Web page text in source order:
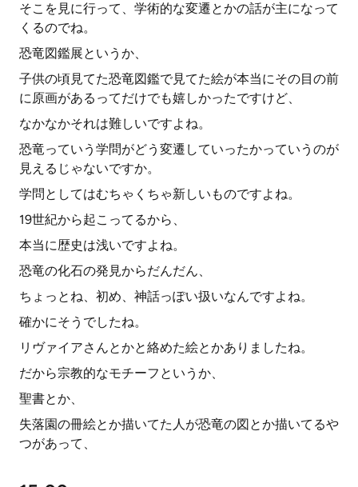
そこを見に行って、学術的な変遷とかの話が主になって
くるのでね。
恐竜図鑑展というか、
子供の頃見てた恐竜図鑑で見てた絵が本当にその目の前
に原画があるってだけでも嬉しかったですけど、
なかなかそれは難しいですよね。
恐竜っていう学問がどう変遷していったかっていうのが
見えるじゃないですか。
学問としてはむちゃくちゃ新しいものですよね。
19世紀から起こってるから、
本当に歴史は浅いですよね。
恐竜の化石の発見からだんだん、
ちょっとね、初め、神話っぽい扱いなんですよね。
確かにそうでしたね。
リヴァイアさんとかと絡めた絵とかありましたね。
だから宗教的なモチーフというか、
聖書とか、
失落園の冊絵とか描いてた人が恐竜の図とか描いてるや
つがあって、